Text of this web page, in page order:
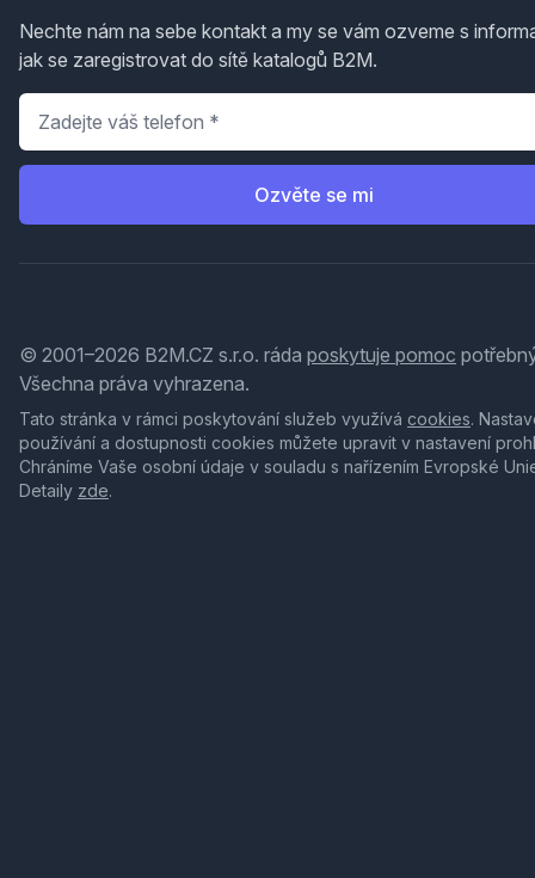
Nechte nám na sebe kontakt a my se vám ozveme s
jak se zaregistrovat do sítě katalogů B2M.
Telefon
Ozvěte se mi
© 2001–2026 B2M.CZ s.r.o. ráda poskytuje pomoc
Všechna práva vyhrazena.
Tato stránka v rámci poskytování služeb využívá cookies.
používání a dostupnosti cookies můžete upravit v nastavení
Chráníme Vaše osobní údaje v souladu s nařízením Evropské
Detaily zde.